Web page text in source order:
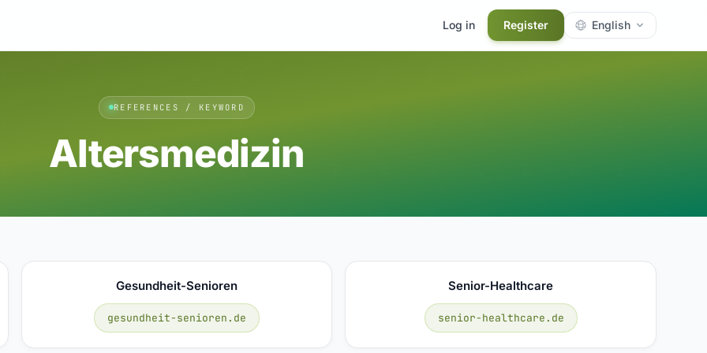
Log in Register English
REFERENCES / KEYWORD
Altersmedizin
Gesundheit-Senioren
gesundheit-senioren.de
Senior-Healthcare
senior-healthcare.de